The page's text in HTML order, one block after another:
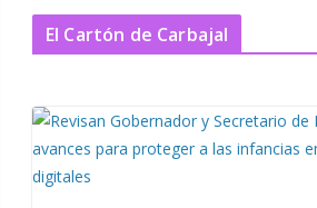
El Cartón de Carbajal